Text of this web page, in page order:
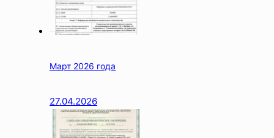
Март 2026 года
27.04.2026